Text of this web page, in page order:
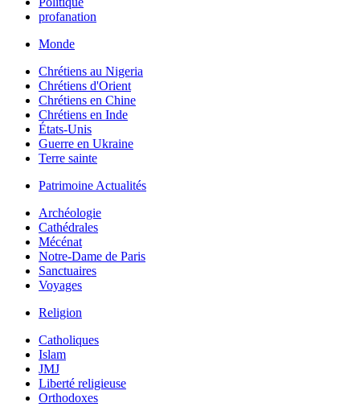
profanation
Monde
Chrétiens au Nigeria
Chrétiens d'Orient
Chrétiens en Chine
Chrétiens en Inde
États-Unis
Guerre en Ukraine
Terre sainte
Patrimoine Actualités
Archéologie
Cathédrales
Mécénat
Notre-Dame de Paris
Sanctuaires
Voyages
Religion
Catholiques
Islam
JMJ
Liberté religieuse
Orthodoxes